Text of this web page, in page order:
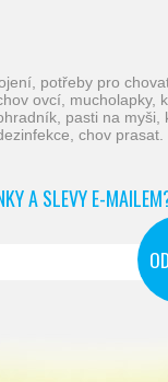
ovcí, mucholapky,
pasti na myši,
chov prasat.
A SLEVY E-